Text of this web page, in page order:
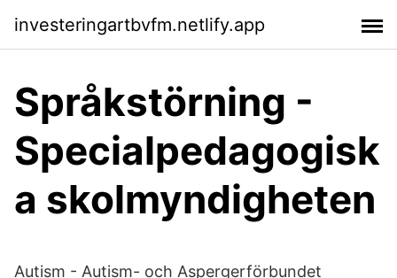
investeringartbvfm.netlify.app
Språkstörning -
Specialpedagogisk
a skolmyndigheten
Autism - Autism- och Aspergerförbundet